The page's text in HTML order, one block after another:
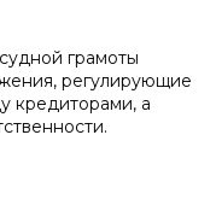
грамоты
регулирующие
кредиторами, а